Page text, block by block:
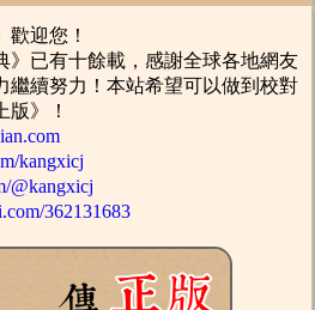
迎您！
已有十餘載，感謝全球各地網友
繼續努力！本站希望可以做到校對
》！
kangxicj
@kangxicj
362131683